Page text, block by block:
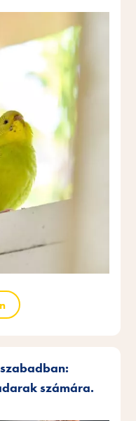
számára.